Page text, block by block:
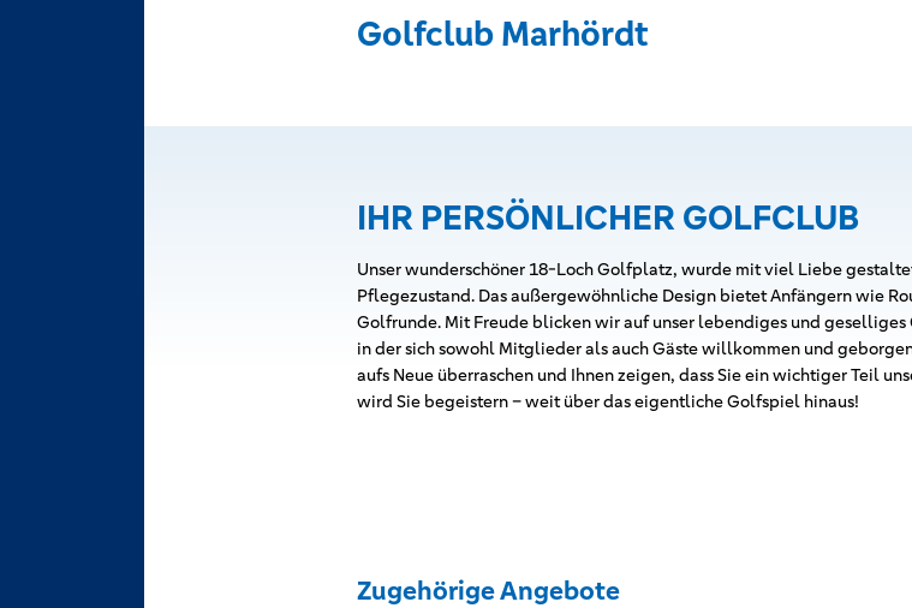
Golfclub Marhördt
IHR PERSÖNLICHER GOLFCLUB
Unser wunderschöner 18-Loch Golfplatz, wurde mit viel Liebe
Pflegezustand. Das außergewöhnliche Design bietet Anfängern wie
Golfrunde. Mit Freude blicken wir auf unser lebendiges und
in der sich sowohl Mitglieder als auch Gäste willkommen und
aufs Neue überraschen und Ihnen zeigen, dass Sie ein wichtiger Teil
wird Sie begeistern – weit über das eigentliche Golfspiel hinaus!
Zugehörige Angebote